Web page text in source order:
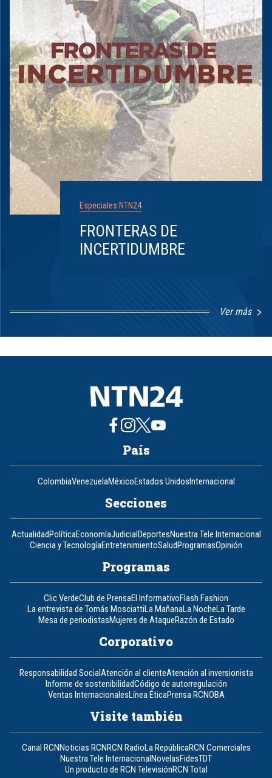
Especiales NTN24
FRONTERAS DE
INCERTIDUMBRE
Ver más
1
8
País
ColombiaVenezuelaMéxicoEstados UnidosInternacional
Secciones
ActualidadPolíticaEconomíaJudicialDeportesNuestra Tele Internacional
Ciencia y TecnologíaEntretenimientoSaludProgramasOpinión
Programas
Clic VerdeClub de PrensaEl InformativoFlash Fashion
La entrevista de Tomás MosciattiLa MañanaLa NocheLa Tarde
Mesa de periodistasMujeres de AtaqueRazón de Estado
Corporativo
Responsabilidad SocialAtención al clienteAtención al inversionista
Informe de sostenibilidadCódigo de autorregulación
Ventas InternacionalesLínea ÉticaPrensa RCNOBA
Visite también
Canal RCNNoticias RCNRCN RadioLa RepúblicaRCN Comerciales
Nuestra Tele InternacionalNovelasFidesTDT
Un producto de RCN TelevisiónRCN Total